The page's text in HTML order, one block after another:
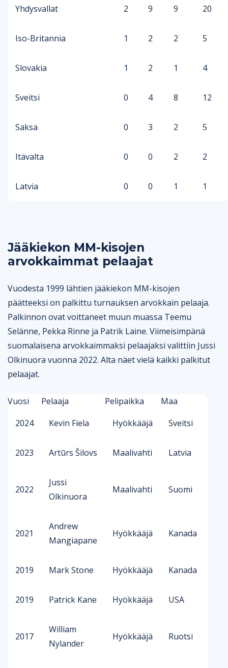
Yhdysvallat 2 9 9 20
Iso-Britannia 1 2 2 5
Slovakia 1 2 1 4
Sveitsi 0 4 8 12
Saksa 0 3 2 5
Itävalta 0 0 2 2
Latvia 0 0 1 1
Jääkiekon MM-kisojen
arvokkaimmat pelaajat
Vuodesta 1999 lähtien jääkiekon MM-kisojen
päätteeksi on palkittu turnauksen arvokkain pelaaja.
Palkinnon ovat voittaneet muun muassa Teemu
Selänne, Pekka Rinne ja Patrik Laine. Viimeisimpänä
suomalaisena arvokkaimmaksi pelaajaksi valittiin Jussi
Olkinuora vuonna 2022. Alta näet vielä kaikki palkitut
pelaajat.
Vuosi Pelaaja Pelipaikka
Maa
2024
Kevin Fiela Hyökkääjä Sveitsi
2023 Artūrs Šilovs Maalivahti Latvia
2022
Jussi
Olkinuora
Maalivahti Suomi
2021
Andrew
Mangiapane
Hyökkääjä Kanada
2019 Mark Stone Hyökkääjä Kanada
2019 Patrick Kane Hyökkääjä USA
2017
William
Nylander
Hyökkääjä Ruotsi